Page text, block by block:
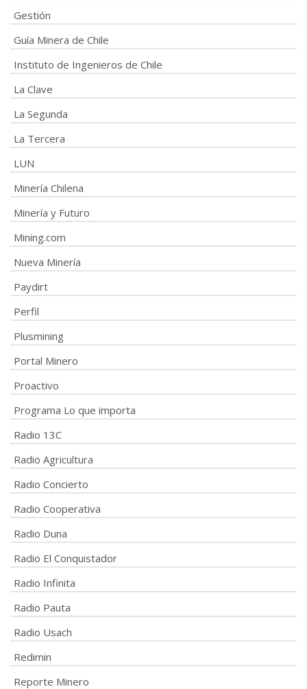
Gestión
Guía Minera de Chile
Instituto de Ingenieros de Chile
La Clave
La Segunda
La Tercera
LUN
Minería Chilena
Minería y Futuro
Mining.com
Nueva Minería
Paydirt
Perfil
Plusmining
Portal Minero
Proactivo
Programa Lo que importa
Radio 13C
Radio Agricultura
Radio Concierto
Radio Cooperativa
Radio Duna
Radio El Conquistador
Radio Infinita
Radio Pauta
Radio Usach
Redimin
Reporte Minero